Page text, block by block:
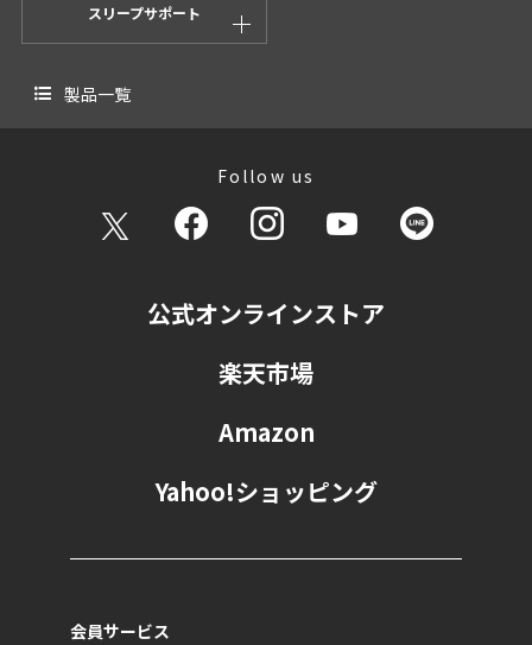
スリープサポート
製品一覧
Follow us
公式オンラインストア
楽天市場
Amazon
Yahoo!ショッピング
会員サービス